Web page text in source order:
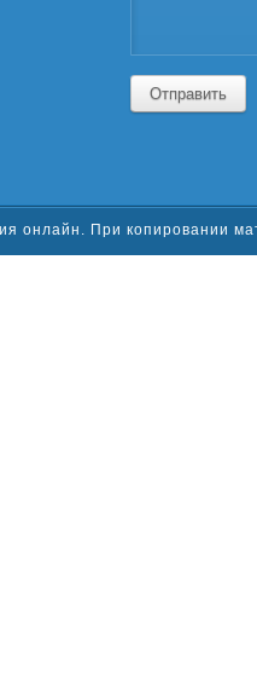
Отправить
онлайн. При копировании